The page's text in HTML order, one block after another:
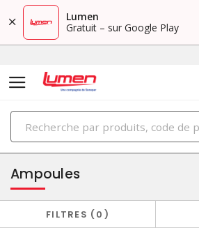
Lumen
Gratuit – sur Google Play
PRODUITS
éclairage
Ampoules
FILTRES 0